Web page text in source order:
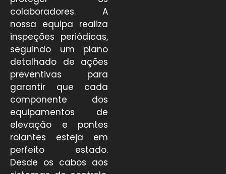
colaboradores. A
nossa equipa realiza
inspeções periódicas,
seguindo um plano
detalhado de ações
preventivas para
garantir que cada
componente dos
equipamentos de
elevação e pontes
rolantes esteja em
perfeito estado.
Desde os cabos aos